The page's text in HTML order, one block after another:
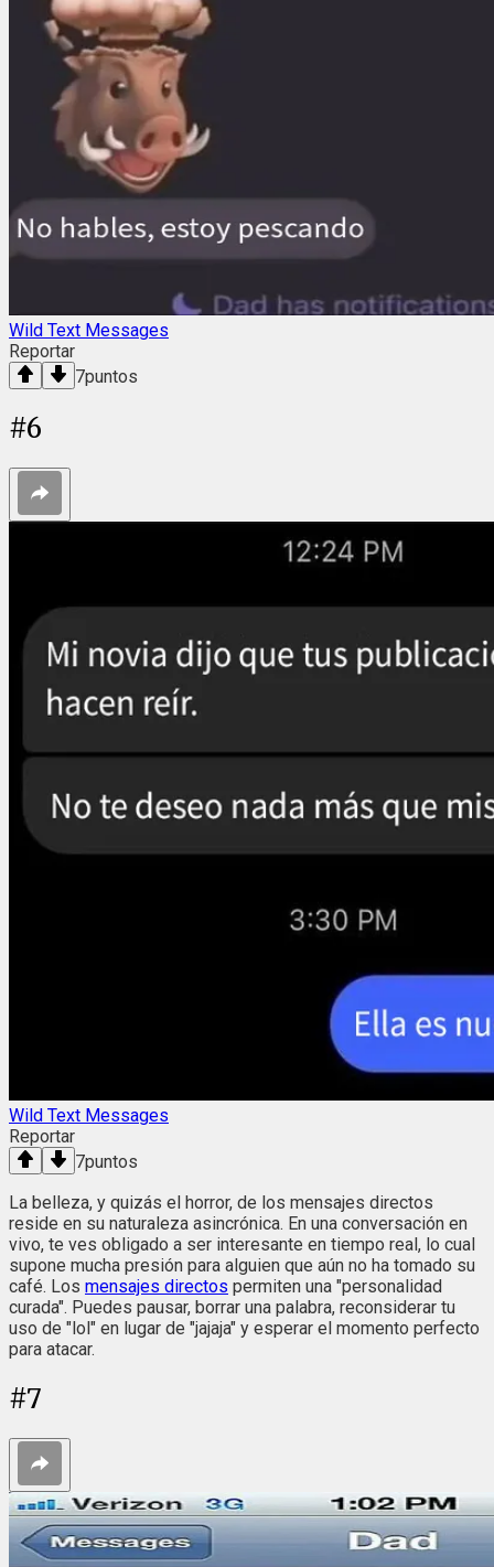
Wild Text Messages
Reportar
7puntos
#6
Wild Text Messages
Reportar
7puntos
La belleza, y quizás el horror, de los mensajes directos
reside en su naturaleza asincrónica. En una conversación en
vivo, te ves obligado a ser interesante en tiempo real, lo cual
supone mucha presión para alguien que aún no ha tomado su
café. Los mensajes directos permiten una "personalidad
curada". Puedes pausar, borrar una palabra, reconsiderar tu
uso de "lol" en lugar de "jajaja" y esperar el momento perfecto
para atacar.
#7